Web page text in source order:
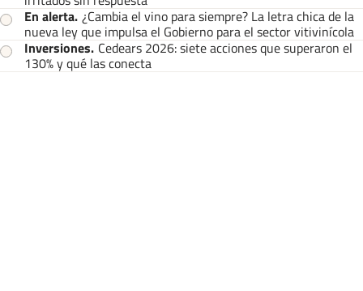
En alerta. ¿Cambia el vino para siempre? La letra chica de la
nueva ley que impulsa el Gobierno para el sector vitivinícola
Inversiones. Cedears 2026: siete acciones que superaron el
130% y qué las conecta